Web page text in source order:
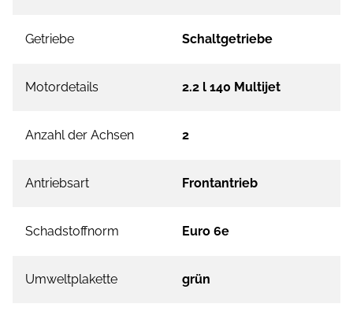
Getriebe Schaltgetriebe
Motordetails 2.2 l 140 Multijet
Anzahl der Achsen 2
Antriebsart Frontantrieb
Schadstoffnorm Euro 6e
Umweltplakette grün